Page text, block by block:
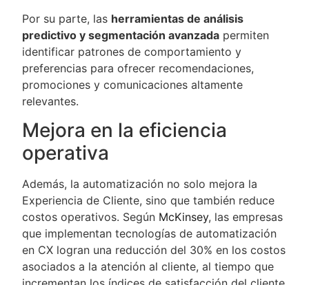
Por su parte, las herramientas de análisis
predictivo y segmentación avanzada permiten
identificar patrones de comportamiento y
preferencias para ofrecer recomendaciones,
promociones y comunicaciones altamente
relevantes.
Mejora en la eficiencia
operativa
Además, la automatización no solo mejora la
Experiencia de Cliente, sino que también reduce
costos operativos. Según McKinsey, las empresas
que implementan tecnologías de automatización
en CX logran una reducción del 30% en los costos
asociados a la atención al cliente, al tiempo que